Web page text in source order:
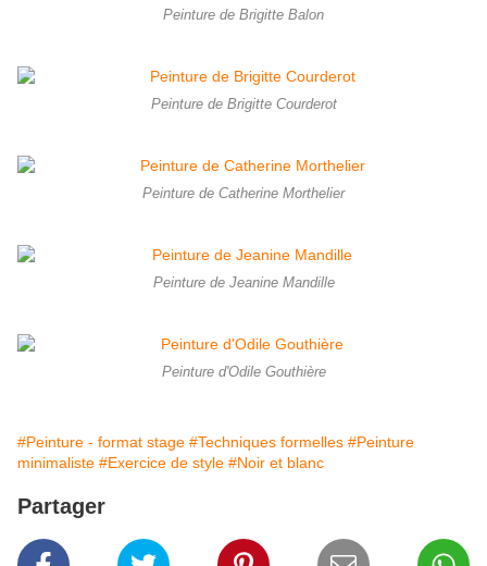
Peinture de Brigitte Balon
Peinture de Brigitte Courderot
Peinture de Catherine Morthelier
Peinture de Jeanine Mandille
Peinture d'Odile Gouthière
#Peinture - format stage #Techniques formelles #Peinture
minimaliste #Exercice de style #Noir et blanc
Partager